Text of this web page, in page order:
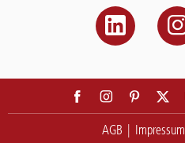
AGB Impressum